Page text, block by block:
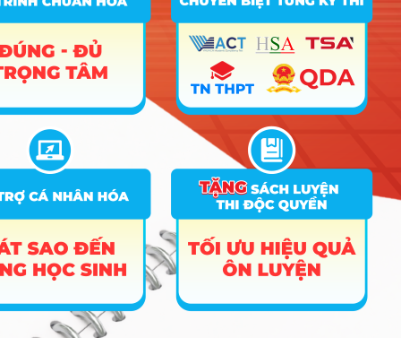
D10; D18; D20; D23; D25
Hướng nghiệp
HOCMAI
ĐĂNG KÝ NGAY